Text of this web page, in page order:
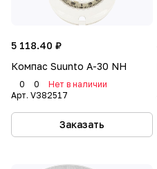
5 118.40 ₽
Компас Suunto A-30 NH
0 0
Нет в наличии
Арт. V382517
Заказать